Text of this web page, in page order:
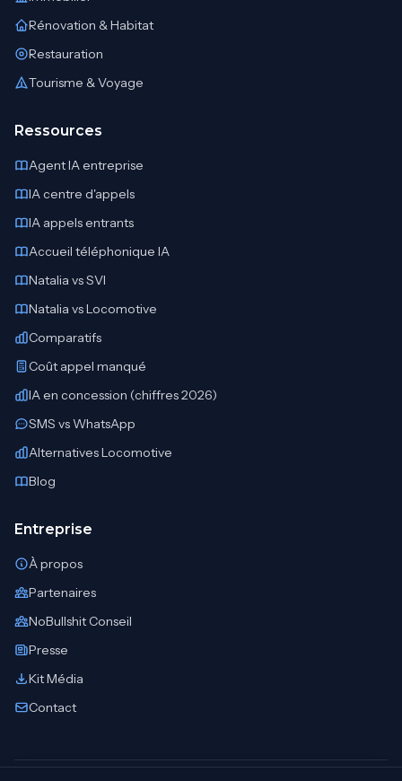
Rénovation & Habitat
Restauration
Tourisme & Voyage
Ressources
Agent IA entreprise
IA centre d'appels
IA appels entrants
Accueil téléphonique IA
Natalia vs SVI
Natalia vs Locomotive
Comparatifs
Coût appel manqué
IA en concession (chiffres 2026)
SMS vs WhatsApp
Alternatives Locomotive
Blog
Entreprise
À propos
Partenaires
NoBullshit Conseil
Presse
Kit Média
Contact